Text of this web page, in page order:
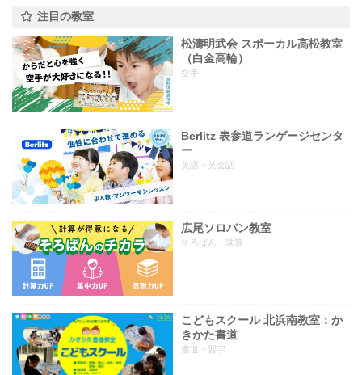
注目の教室
松濤明武会 スポーカル高松教室
（白金高輪）
空手
Berlitz 表参道ランゲージセンタ
ー
英語・英会話
広尾ソロバン教室
そろばん・珠算
こどもスクール 北浜南教室：か
きかた書道
書道・習字